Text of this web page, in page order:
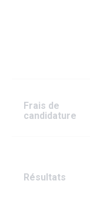
Frais de
candidature
Résultats